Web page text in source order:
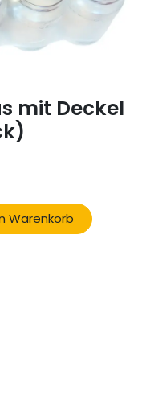
mit Deckel
Warenkorb